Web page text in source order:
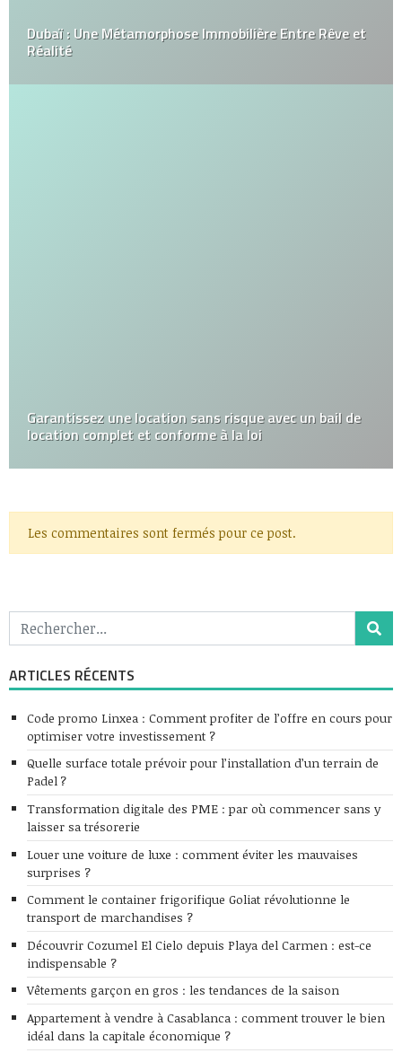
Dubaï : Une Métamorphose Immobilière Entre Rêve et
Réalité
Garantissez une location sans risque avec un bail de
location complet et conforme à la loi
Les commentaires sont fermés pour ce post.
ARTICLES RÉCENTS
Code promo Linxea : Comment profiter de l’offre en cours pour
optimiser votre investissement ?
Quelle surface totale prévoir pour l’installation d’un terrain de
Padel ?
Transformation digitale des PME : par où commencer sans y
laisser sa trésorerie
Louer une voiture de luxe : comment éviter les mauvaises
surprises ?
Comment le container frigorifique Goliat révolutionne le
transport de marchandises ?
Découvrir Cozumel El Cielo depuis Playa del Carmen : est-ce
indispensable ?
Vêtements garçon en gros : les tendances de la saison
Appartement à vendre à Casablanca : comment trouver le bien
idéal dans la capitale économique ?